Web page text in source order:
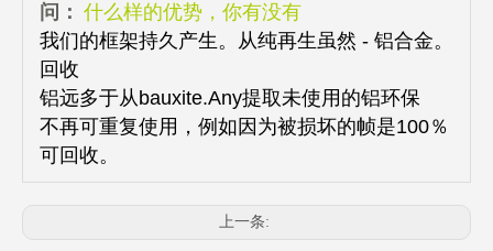
问： 什么样的优势，你有没有
我们的框架持久产生。从纯再生虽然 - 铝合金。
回收
铝远多于从bauxite.Any提取未使用的铝环保
不再可重复使用，例如因为被损坏的帧是100％
可回收。
上一条: